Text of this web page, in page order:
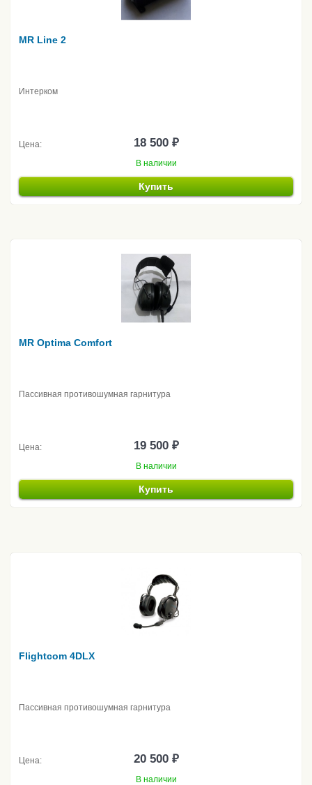
MR Line 2
Интерком
Цена: 18 500 ₽
В наличии
Купить
MR Optima Comfort
Пассивная противошумная гарнитура
Цена: 19 500 ₽
В наличии
Купить
Flightcom 4DLX
Пассивная противошумная гарнитура
Цена: 20 500 ₽
В наличии